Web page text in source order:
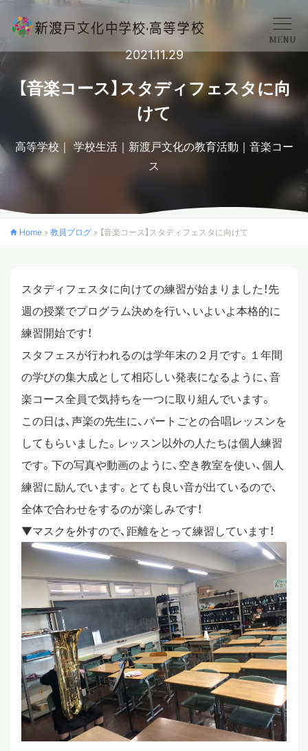
学校概要
中学校
高等学校
入学案内
クロスカリキュラム
スタディツアー
ニュース
教員ブログ
在校生・保護者・卒業生の方へ
MENU
2021.11.29
【音楽コース】スタディフェスタに向
けて
高等学校 学校生活 新渡戸文化の教育活動
音楽コー
ス
Home » 教員ブログ » 【音楽コース】スタディフェスタに向けて
スタディフェスタに向けての練習が始まりました！先
週の授業でプログラム決めを行い、いよいよ本格的に
練習開始です！
スタフェスが行われるのは学年末の２月です。１年間
の学びの集大成として相応しい発表になるように、音
楽コース全員で気持ちを一つに取り組んでいます。
この日は、声楽の先生に、パートごとの合唱レッスンを
してもらいました。レッスン以外の人たちは個人練習
です。下の写真や動画のように、空き教室を使い、個人
練習に励んでいます。とても良い音が出ているので、
全体で合わせをするのが楽しみです！
▼マスクを外すので、距離をとって練習しています！